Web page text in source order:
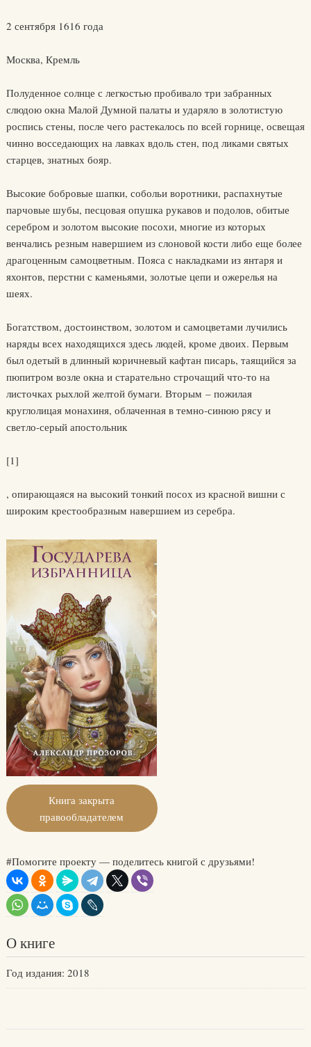
2 сентября 1616 года
Москва, Кремль
Полуденное солнце с легкостью пробивало три забранных
слюдою окна Малой Думной палаты и ударяло в золотистую
роспись стены, после чего растекалось по всей горнице, освещая
чинно восседающих на лавках вдоль стен, под ликами святых
старцев, знатных бояр.
Высокие бобровые шапки, собольи воротники, распахнутые
парчовые шубы, песцовая опушка рукавов и подолов, обитые
серебром и золотом высокие посохи, многие из которых
венчались резным навершием из слоновой кости либо еще более
драгоценным самоцветным. Пояса с накладками из янтаря и
яхонтов, перстни с каменьями, золотые цепи и ожерелья на
шеях.
Богатством, достоинством, золотом и самоцветами лучились
наряды всех находящихся здесь людей, кроме двоих. Первым
был одетый в длинный коричневый кафтан писарь, таящийся за
пюпитром возле окна и старательно строчащий что-то на
листочках рыхлой желтой бумаги. Вторым – пожилая
круглолицая монахиня, облаченная в темно-синюю рясу и
светло-серый апостольник
[1]
, опирающаяся на высокий тонкий посох из красной вишни с
широким крестообразным навершием из серебра.
Книга закрыта
правообладателем
#Помогите проекту — поделитесь книгой с друзьями!
О книге
Год издания: 2018